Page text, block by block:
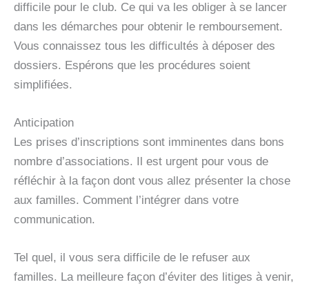
difficile pour le club. Ce qui va les obliger à se lancer
dans les démarches pour obtenir le remboursement.
Vous connaissez tous les difficultés à déposer des
dossiers. Espérons que les procédures soient
simplifiées.
Anticipation
Les prises d’inscriptions sont imminentes dans bons
nombre d’associations. Il est urgent pour vous de
réfléchir à la façon dont vous allez présenter la chose
aux familles. Comment l’intégrer dans votre
communication.
Tel quel, il vous sera difficile de le refuser aux
familles. La meilleure façon d’éviter des litiges à venir,